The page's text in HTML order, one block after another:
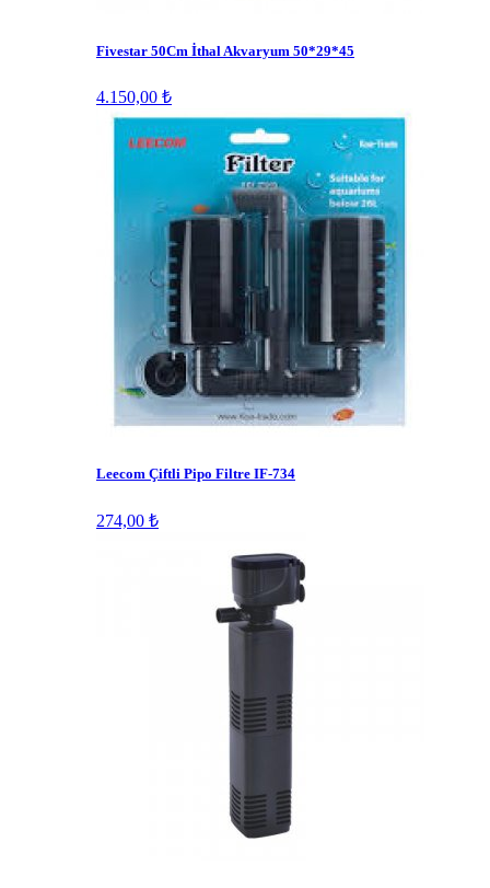
Fivestar 50Cm İthal Akvaryum 50*29*45
4.150,00 ₺
Leecom Çiftli Pipo Filtre IF-734
274,00 ₺